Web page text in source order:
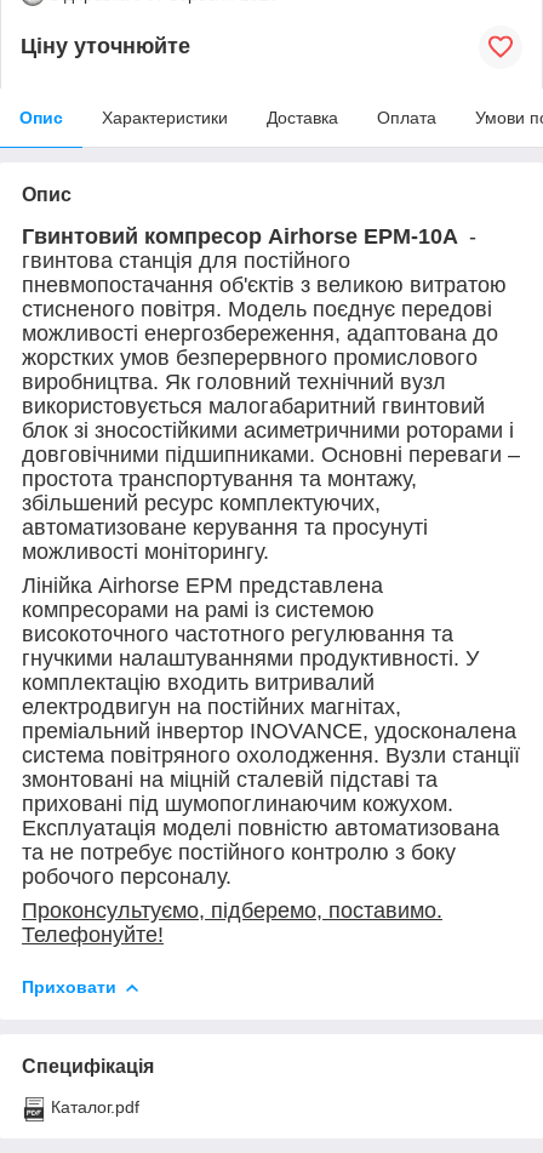
Ціну уточнюйте
Опис Характеристики Доставка Оплата Умови
Опис
Гвинтовий компресор Airhorse EPM-10A -
гвинтова станція для постійного
пневмопостачання об'єктів з великою витратою
стисненого повітря. Модель поєднує передові
можливості енергозбереження, адаптована до
жорстких умов безперервного промислового
виробництва. Як головний технічний вузл
використовується малогабаритний гвинтовий
блок зі зносостійкими асиметричними роторами і
довговічними підшипниками. Основні переваги –
простота транспортування та монтажу,
збільшений ресурс комплектуючих,
автоматизоване керування та просунуті
можливості моніторингу.
Лінійка Airhorse EPM представлена ​​
компресорами на рамі із системою
високоточного частотного регулювання та
гнучкими налаштуваннями продуктивності. У
комплектацію входить витривалий
електродвигун на постійних магнітах,
преміальний інвертор INOVANCE, удосконалена
система повітряного охолодження. Вузли станції
змонтовані на міцній сталевій підставі та
приховані під шумопоглинаючим кожухом.
Експлуатація моделі повністю автоматизована
та не потребує постійного контролю з боку
робочого персоналу.
Проконсультуємо, підберемо, поставимо.
Телефонуйте!
Приховати
Специфікація
Каталог.pdf